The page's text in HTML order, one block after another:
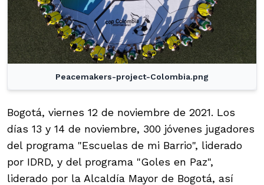
Peacemakers-project-Colombia.png
Bogotá, viernes 12 de noviembre de 2021. Los
días 13 y 14 de noviembre, 300 jóvenes jugadores
del programa "Escuelas de mi Barrio", liderado
por IDRD, y del programa "Goles en Paz",
liderado por la Alcaldía Mayor de Bogotá, así